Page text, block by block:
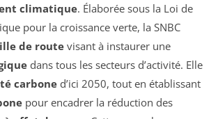
climatique. Élaborée sous la Loi de
pour la croissance verte, la SNBC
de route visant à instaurer une
dans tous les secteurs d’activité. Elle
carbone d’ici 2050, tout en établissant
pour encadrer la réduction des